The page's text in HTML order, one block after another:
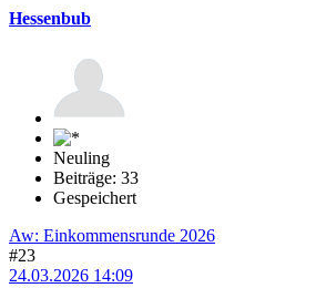
Hessenbub
Neuling
Beiträge: 33
Gespeichert
Aw: Einkommensrunde 2026
#23
24.03.2026 14:09